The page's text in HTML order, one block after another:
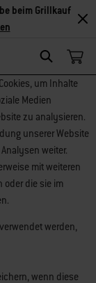
Search
beim Grillkauf
um Inhalte
Medien
zu analysieren.
unserer Website
weiter.
mit weiteren
oder die sie im
werden,
wenn diese